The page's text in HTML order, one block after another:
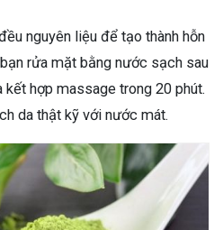
nguyên liệu để tạo thành hỗn
rửa mặt bằng nước sạch sau
kết hợp massage trong 20 phút.
da thật kỹ với nước mát.